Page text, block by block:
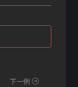
下一例